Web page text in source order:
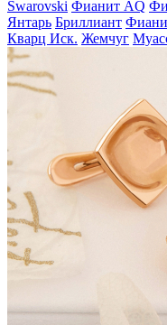
Swarovski Фианит AQ
Янтарь Бриллиант
Кварц Иск. Жемчуг